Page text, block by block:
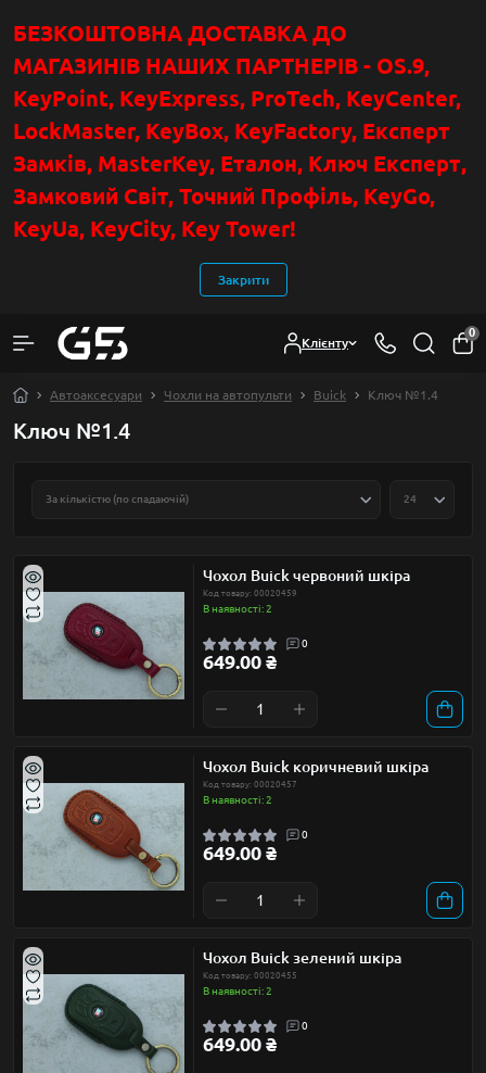
БЕЗКОШТОВНА ДОСТАВКА ДО
МАГАЗИНІВ НАШИХ ПАРТНЕРІВ - OS.9,
KeyPoint, KeyExpress, ProTech, KeyCenter,
LockMaster, KeyBox, KeyFactory, Експерт
Замків, MasterKey, Еталон, Ключ Експерт,
Замковий Світ, Точний Профіль, KeyGo,
KeyUa, KeyCity, Key Tower!
Закрити
Клієнту
0
Автоаксесуари Чохли на автопульти Buick Ключ №1.4
Ключ №1.4
Чохол Buick червоний шкіра
Код товару: 00020459
В наявності: 2
0
649.00 ₴
Чохол Buick коричневий шкіра
Код товару: 00020457
В наявності: 2
0
649.00 ₴
Чохол Buick зелений шкіра
Код товару: 00020455
В наявності: 2
0
649.00 ₴